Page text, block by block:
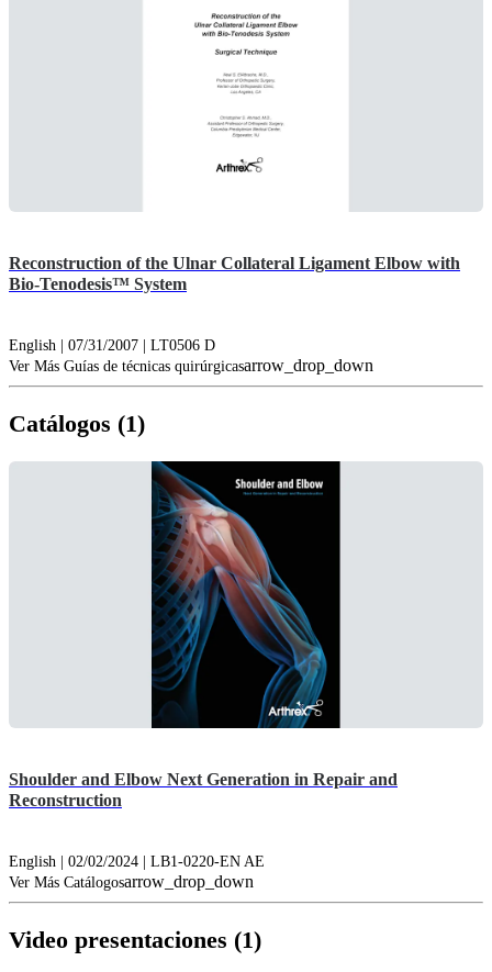
Reconstruction of the Ulnar Collateral Ligament Elbow with
Bio-Tenodesis™ System
English | 07/31/2007 | LT0506 D
Ver Más Guías de técnicas quirúrgicasarrow_drop_down
Catálogos (1)
Shoulder and Elbow Next Generation in Repair and
Reconstruction
English | 02/02/2024 | LB1-0220-EN AE
Ver Más Catálogosarrow_drop_down
Video presentaciones (1)